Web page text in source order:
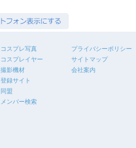
コスプレ写真
コスプレイヤー
撮影機材
登録サイト
同盟
メンバー検索
プライバシーポリシー
サイトマップ
会社案内